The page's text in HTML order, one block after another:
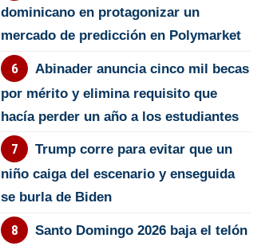
dominicano en protagonizar un
mercado de predicción en Polymarket
Abinader anuncia cinco mil becas
por mérito y elimina requisito que
hacía perder un año a los estudiantes
Trump corre para evitar que un
niño caiga del escenario y enseguida
se burla de Biden
Santo Domingo 2026 baja el telón